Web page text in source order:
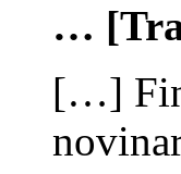
…
[…]